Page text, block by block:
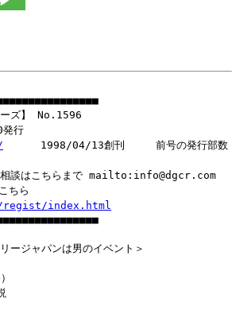
ターズ】 No.1596
行
1998/04/13創刊 前号の発行部数
相談はこちらまで mailto:info@dgcr.com
ちら
regist/index.html
パンは男のイベント＞